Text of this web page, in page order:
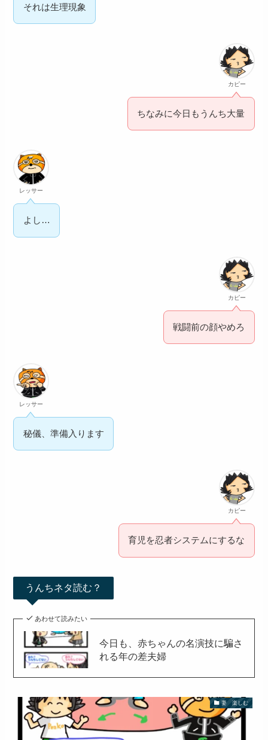
それは生理現象
カピー
ちなみに今日もうんち大量
レッサー
よし…
カピー
戦闘前の顔やめろ
レッサー
秘儀、準備入ります
カピー
育児を忍者システムにするな
うんちネタ読む？
あわせて読みたい
今日も、赤ちゃんの名演技に騙さ
れる年の差夫婦
妻 楽しむ